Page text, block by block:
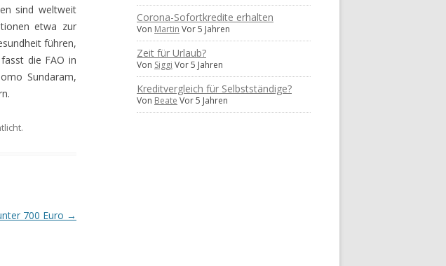
sind weltweit
etwa zur
führen,
die FAO in
Sundaram,
700 Euro →
Corona-Sofortkredite erhalten
Von Martin Vor 5 Jahren
Zeit für Urlaub?
Von Siggi Vor 5 Jahren
Kreditvergleich für Selbstständige?
Von Beate Vor 5 Jahren